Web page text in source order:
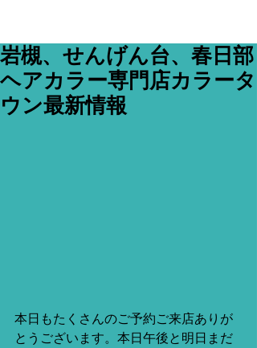
岩槻、せんげん台、春日部
ヘアカラー専門店カラータ
ウン最新情報
本日もたくさんのご予約ご来店ありが
とうございます。本日午後と明日まだ